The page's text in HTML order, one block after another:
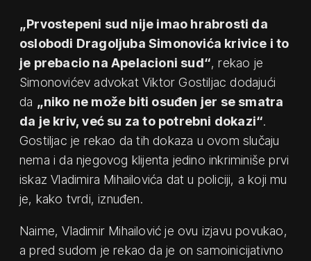
„Prvostepeni sud nije imao hrabrosti da
oslobodi Dragoljuba Simonovića krivice i to
je prebacio na Apelacioni sud“, rekao je
Simonovićev advokat Viktor Gostiljac dodajući
da „niko ne može biti osuđen jer se smatra
da je kriv, već su za to potrebni dokazi“.
Gostiljac je rekao da tih dokaza u ovom slučaju
nema i da njegovog klijenta jedino inkriminiše prvi
iskaz Vladimira Mihailovića dat u policiji, a koji mu
je, kako tvrdi, iznuđen.
Naime, Vladimir Mihailović je ovu izjavu povukao,
a pred sudom je rekao da je on samoinicijativno